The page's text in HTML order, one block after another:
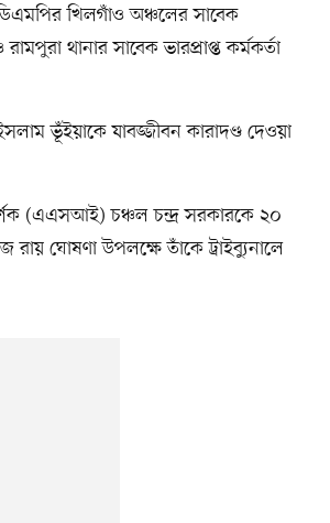
খিলগাঁও অঞ্চলের সাবেক
থানার সাবেক ভারপ্রাপ্ত কর্মকর্তা
ভূঁইয়াকে যাবজ্জীবন কারাদণ্ড দেওয়া
(এএসআই) চঞ্চল চন্দ্র সরকারকে ২০
রায় ঘোষণা উপলক্ষে তাঁকে ট্রাইব্যুনালে